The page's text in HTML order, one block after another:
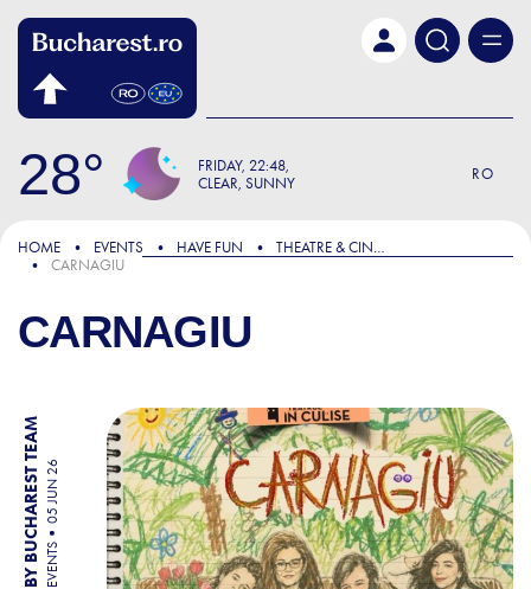
28 FRIDAY 22:48
CLEAR, SUNNY
RO
HOME EVENTS HAVE FUN
THEATRE & CINEMA
CARNAGIU
CARNAGIU
BY BUCHAREST TEAM EVENTS
05 JUN 26